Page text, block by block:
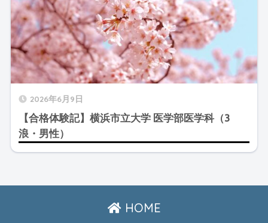
2026年6月9日
【合格体験記】横浜市立大学 医学部医学科（3
浪・男性）
HOME